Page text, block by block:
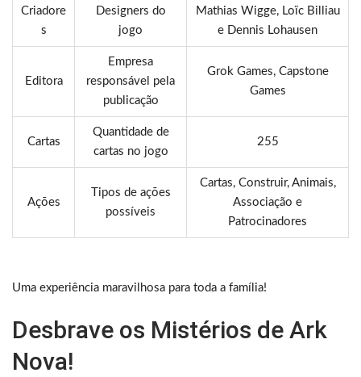
Criadore
s
Designers do
jogo
Mathias Wigge, Loïc Billiau
e Dennis Lohausen
Editora
Empresa
responsável pela
publicação
Grok Games, Capstone
Games
Cartas
Quantidade de
cartas no jogo
255
Ações
Tipos de ações
possíveis
Cartas, Construir, Animais,
Associação e
Patrocinadores
Uma experiência maravilhosa para toda a família!
Desbrave os Mistérios de Ark
Nova!